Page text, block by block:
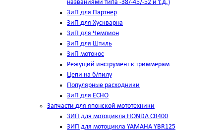
названиями типа -38/-45/-52 и т.д.)
ЗиП для Партнер
ЗиП для Хускварна
ЗиП для Чемпион
ЗиП для Штиль
ЗиП мотокос
Режущий инструмент к триммерам
Цепи на б/пилу
Популярные расходники
ЗиП для ЕСНО
Запчасти для японской мототехники
ЗИП для мотоцикла HONDA CB400
ЗИП для мотоцикла YAMAHA YBR125